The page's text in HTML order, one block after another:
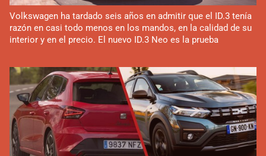
Volkswagen ha tardado seis años en admitir que el ID.3 tenía
razón en casi todo menos en los mandos, en la calidad de su
interior y en el precio. El nuevo ID.3 Neo es la prueba